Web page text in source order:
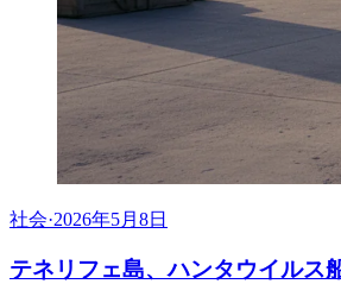
社会·2026年5月8日
テネリフェ島、ハンタウイルス